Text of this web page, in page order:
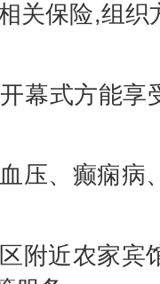
关保险,组
幕式方能
压、癫痫病
附近农家宾